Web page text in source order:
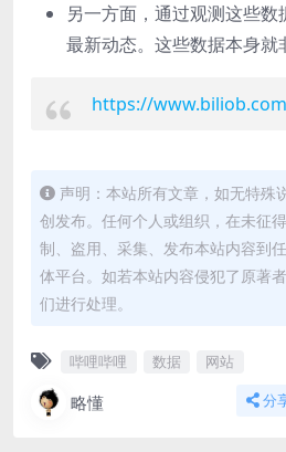
另一方面，通过观测这些
最新动态。这些数据本身就
https://
声明：本站所有文章，如无特殊
创发布。任何个人或组织，在未征
制、盗用、采集、发布本站内容到
体平台。如若本站内容侵犯了原著
们进行处理。
哔哩哔哩 数据 网站
略懂 分